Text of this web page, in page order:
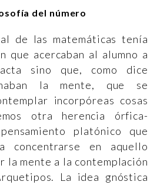
del número
de las matemáticas tenía
que acercaban al alumno a
sino que, como dice
la mente, que se
incorpóreas cosas
otra herencia órfica-
platónico que
concentrarse en aquello
la mente a la contemplación
La idea gnóstica